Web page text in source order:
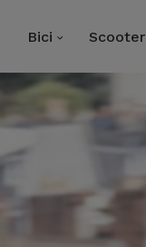
Bici Scooter